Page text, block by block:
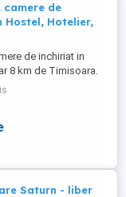
camere de
Hostel, Hotelier,
de inchiriat in
8 km de Timisoara.
conditile de
de parcare asigurat,
Pretul este 99 lei zi
singura zi. Netflix
Saturn - liber